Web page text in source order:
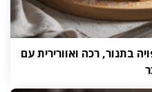
בתנור, רכה ואוורירית עם